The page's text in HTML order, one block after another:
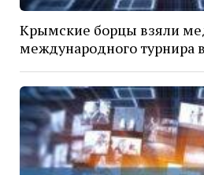
Крымские борцы взяли
международного турнира